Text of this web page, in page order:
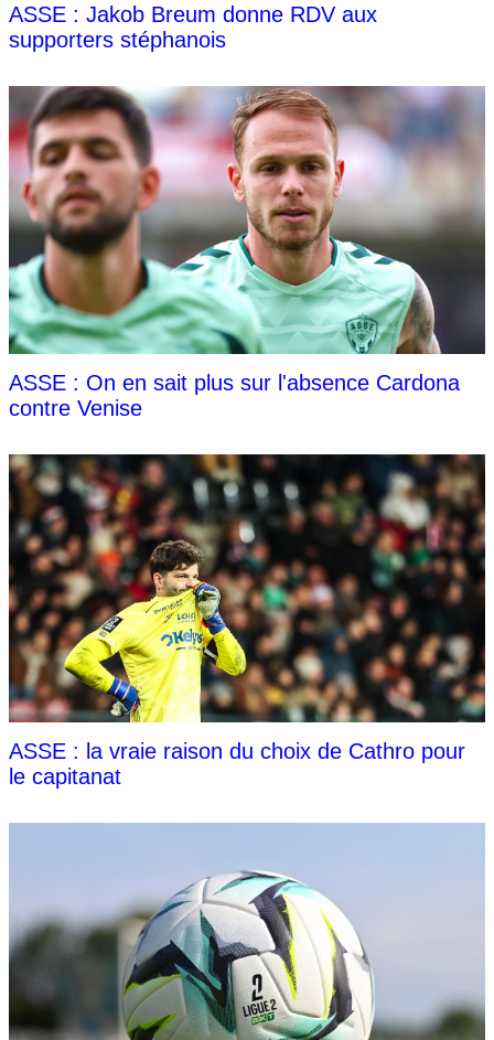
ASSE : Jakob Breum donne RDV aux
supporters stéphanois
ASSE : On en sait plus sur l'absence Cardona
contre Venise
ASSE : la vraie raison du choix de Cathro pour
le capitanat